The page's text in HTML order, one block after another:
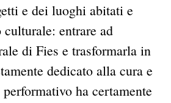
e dei luoghi abitati e
entrare ad
di Fies e trasformarla in
dedicato alla cura e
ha certamente